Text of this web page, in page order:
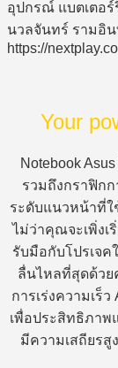
Your
Notebook
รวมถึงกราฟิกก
ระดับแนวหน้าที่ใ
ไม่ว่าคุณจะเพิ่งเ
รับมือกับโปรเจ
ลื่นไหลที่สุดด้วย
การเร่งความเร็
เพื่อประสิทธิภาพ
มีความเสถียรสู